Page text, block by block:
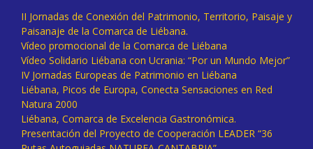
II Jornadas de Conexión del Patrimonio, Territorio, Paisaje y
Paisanaje de la Comarca de Liébana.
Vídeo promocional de la Comarca de Liébana
Vídeo Solidario Liébana con Ucrania: “Por un Mundo Mejor”
IV Jornadas Europeas de Patrimonio en Liébana
Liébana, Picos de Europa, Conecta Sensaciones en Red
Natura 2000
Liébana, Comarca de Excelencia Gastronómica.
Presentación del Proyecto de Cooperación LEADER “36